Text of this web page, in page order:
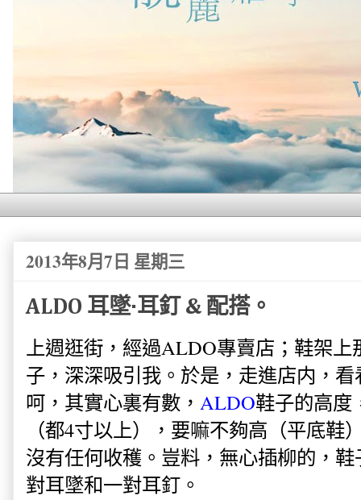
2013年8月7日 星期三
ALDO 耳墜·耳釘 & 配搭。
上週逛街，經過ALDO專賣店；鞋架
子，深深吸引我。於是，走進店内，
呵，其實心裏有數， ALDO鞋子的高度
（都4寸以上），要嘛不夠高（平底
沒有任何收穫。豈料，無心插柳的，
對耳墜和一對耳釘。